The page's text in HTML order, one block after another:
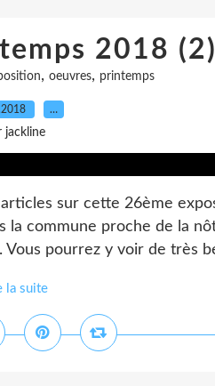
2018 (2)
, oeuvres, printemps
…
jackline
sur cette 26ème
la commune proche de la
pourrez y voir de très
la suite